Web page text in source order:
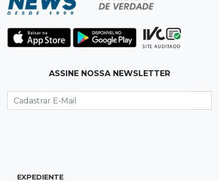
11:56 Esquecidos
nunca teve nome
Vereadora é acusada de insinuar em vídeo
Juiz manda soltar motorista bêbado envolvido
ASSINE NOSSA NEWSLETTER
EXPEDIENTE